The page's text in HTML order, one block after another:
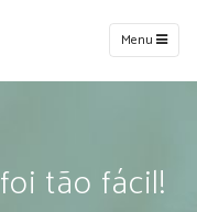
Menu
tão fácil!